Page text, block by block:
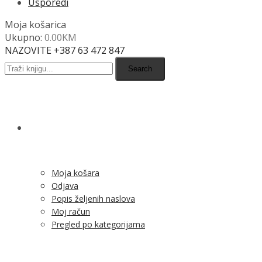
Moja košarica
Ukupno: 0.00KM
NAZOVITE +387 63 472 847
Search
Moja košara
Odjava
Popis željenih naslova
Moj račun
Pregled po kategorijama